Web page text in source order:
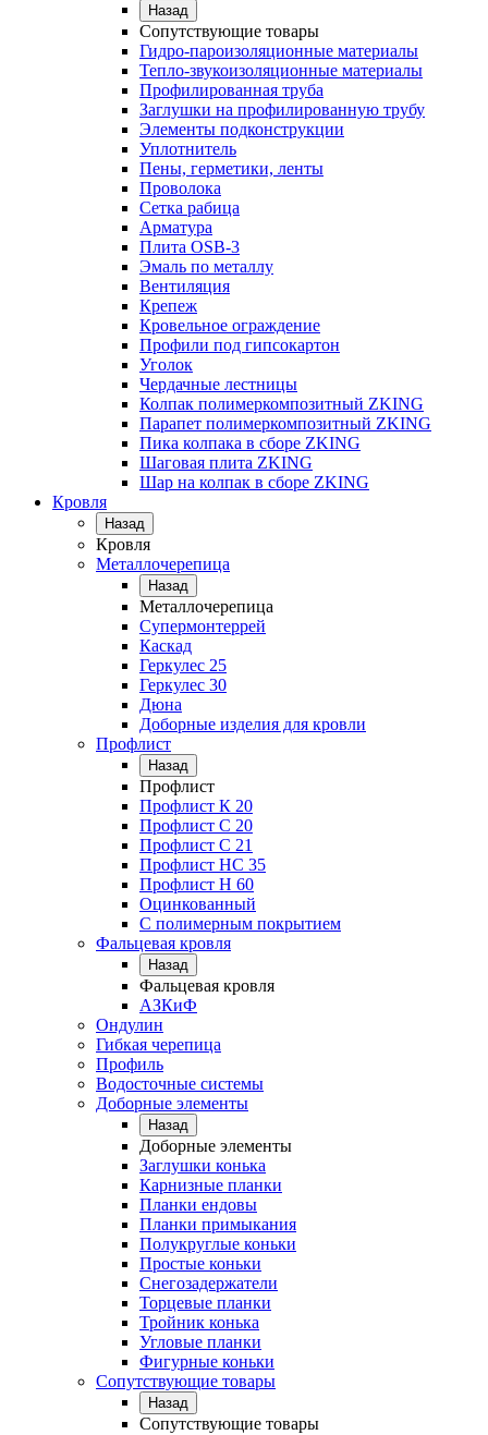
Назад
Сопутствующие товары
Гидро-пароизоляционные материалы
Тепло-звукоизоляционные материалы
Профилированная труба
Заглушки на профилированную трубу
Элементы подконструкции
Уплотнитель
Пены, герметики, ленты
Проволока
Сетка рабица
Арматура
Плита OSB-3
Эмаль по металлу
Вентиляция
Крепеж
Кровельное ограждение
Профили под гипсокартон
Уголок
Чердачные лестницы
Колпак полимеркомпозитный ZKING
Парапет полимеркомпозитный ZKING
Пика колпака в сборе ZKING
Шаговая плита ZKING
Шар на колпак в сборе ZKING
Кровля
Назад
Кровля
Металлочерепица
Назад
Металлочерепица
Супермонтеррей
Каскад
Геркулес 25
Геркулес 30
Дюна
Доборные изделия для кровли
Профлист
Назад
Профлист
Профлист К 20
Профлист С 20
Профлист C 21
Профлист НС 35
Профлист Н 60
Оцинкованный
С полимерным покрытием
Фальцевая кровля
Назад
Фальцевая кровля
АЗКиФ
Ондулин
Гибкая черепица
Профиль
Водосточные системы
Доборные элементы
Назад
Доборные элементы
Заглушки конька
Карнизные планки
Планки ендовы
Планки примыкания
Полукруглые коньки
Простые коньки
Снегозадержатели
Торцевые планки
Тройник конька
Угловые планки
Фигурные коньки
Сопутствующие товары
Назад
Сопутствующие товары